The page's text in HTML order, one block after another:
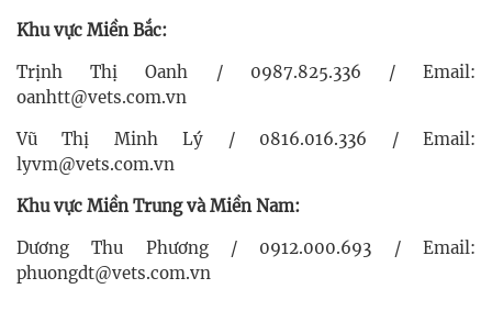
Khu vực Miền Bắc:
Trịnh Thị Oanh / 0987.825.336 / Email:
oanhtt@vets.com.vn
Vũ Thị Minh Lý / 0816.016.336 / Email:
lyvm@vets.com.vn
Khu vực Miền Trung và Miền Nam:
Dương Thu Phương / 0912.000.693 / Email:
phuongdt@vets.com.vn